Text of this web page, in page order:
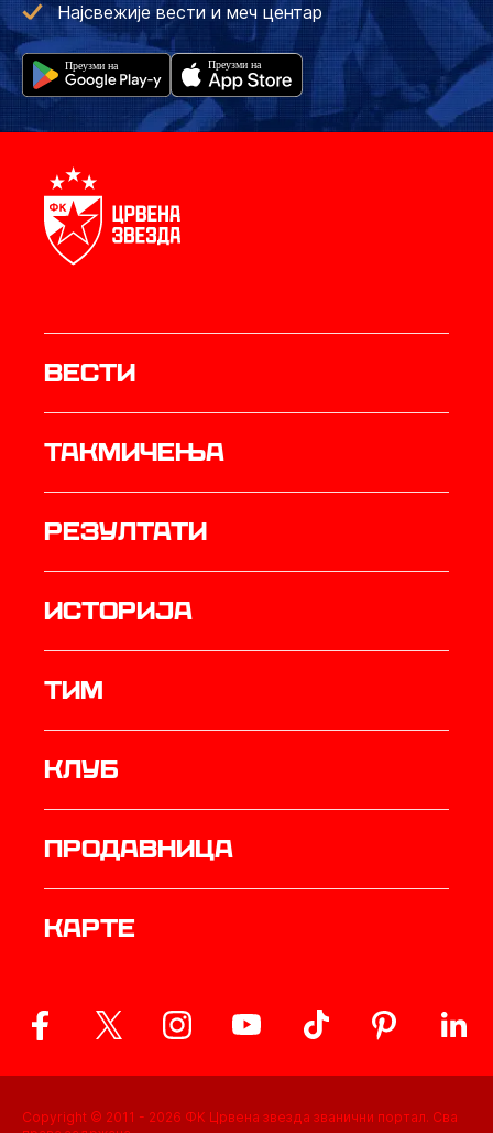
Најсвежије вести и меч центар
Вести
Такмичења
резултати
историја
ТИМ
Клуб
продавница
Карте
Copyright © 2011 - 2026 ФК Црвена звезда званични портал. Сва